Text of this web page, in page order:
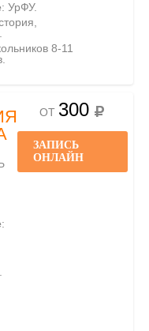
: УрФУ.
8-11
:
ОТ 300
ЗАПИСЬ
ОНЛАЙН